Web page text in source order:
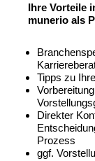
Ihre Vorteile
munerio als
Tipps zu
Direkter
Prozess
ggf.